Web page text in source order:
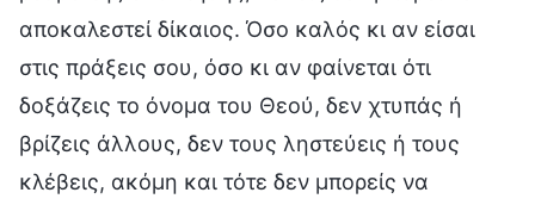
αποκαλεστεί δίκαιος. Όσο καλός κι αν είσαι
στις πράξεις σου, όσο κι αν φαίνεται ότι
δοξάζεις το όνομα του Θεού, δεν χτυπάς ή
βρίζεις άλλους, δεν τους ληστεύεις ή τους
κλέβεις, ακόμη και τότε δεν μπορείς να